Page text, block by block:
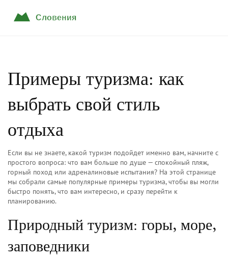
Примеры туризма: как
выбрать свой стиль
отдыха
Если вы не знаете, какой туризм подойдет именно вам, начните с
простого вопроса: что вам больше по душе — спокойный пляж,
горный поход или адреналиновые испытания? На этой странице
мы собрали самые популярные примеры туризма, чтобы вы могли
быстро понять, что вам интересно, и сразу перейти к
планированию.
Природный туризм: горы, море,
заповедники